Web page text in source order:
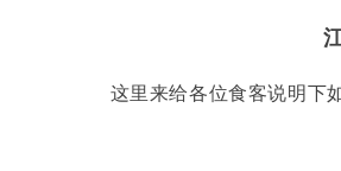
这里来给各位食客说明下